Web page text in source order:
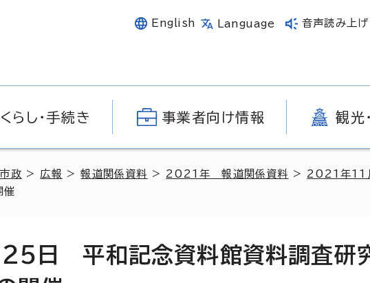
English Language 音声読み上げ
くらし・手続き 事業者向け情報 観光
市政 > 広報 >報道関係資料 > 2021年 報道関係資料 > 2021年11
催
日 平和記念資料館資料調査研